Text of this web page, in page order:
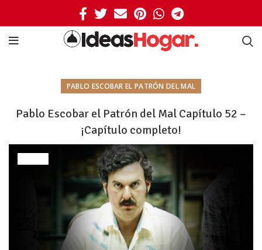
PABLO ESCOBAR EL PATRÓN DEL MAL
Pablo Escobar el Patrón del Mal Capítulo 52 –
¡Capítulo completo!